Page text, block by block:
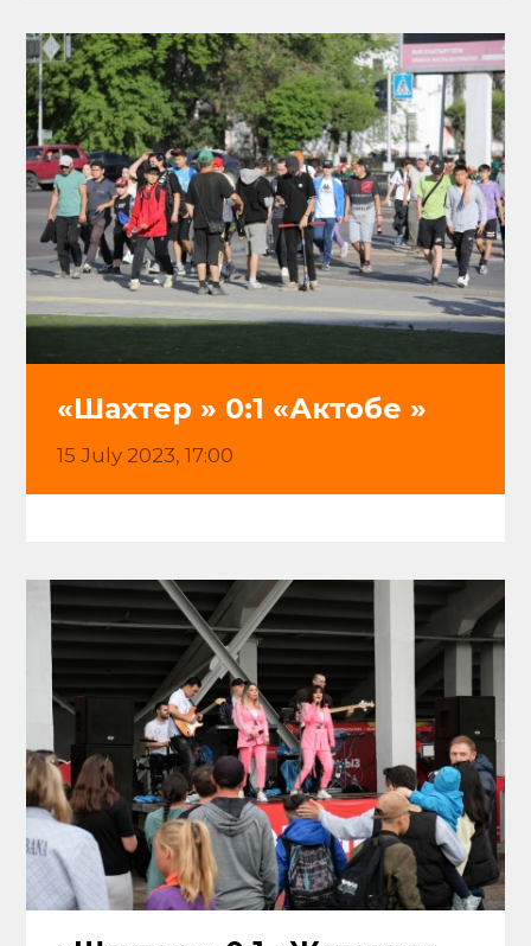
«Шахтер » 0:1 «Актобе »
15 July 2023, 17:00